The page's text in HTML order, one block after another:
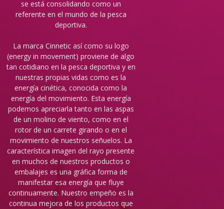
se está consolidando como un
referente en el mundo de la pesca
deportiva.
La marca Cinnetic así como su logo
(energy in movement) proviene de algo
tan cotidiano en la pesca deportiva y en
nuestras propias vidas como es la
energía cinética, conocida como la
energía del movimiento. Esta energía
podemos apreciarla tanto en las aspas
de un molino de viento, como en el
rotor de un carrete girando o en el
movimiento de nuestros señuelos. La
característica imagen del rayo presente
en muchos de nuestros productos o
embalajes es una gráfica forma de
manifestar esa energía que fluye
continuamente. Nuestro empeño es la
continua mejora de los productos que